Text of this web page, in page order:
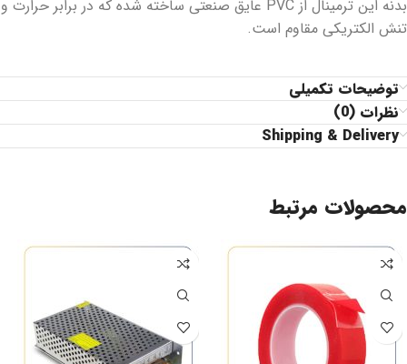
بدنه این ترمینال از PVC عایق صنعتی ساخته شده که در برابر حرارت و
تنش الکتریکی مقاوم است.
توضیحات تکمیلی
نظرات (0)
Shipping & Delivery
محصولات مرتبط